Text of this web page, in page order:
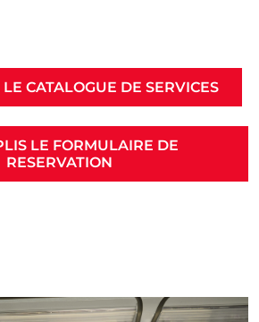
CATALOGUE DE SERVICES
LE FORMULAIRE DE
RESERVATION